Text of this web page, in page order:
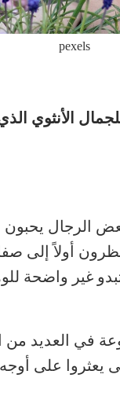
pexels
الرجال يحبون
أولاً إلى
غير واضحة
في العديد من
يعثروا على